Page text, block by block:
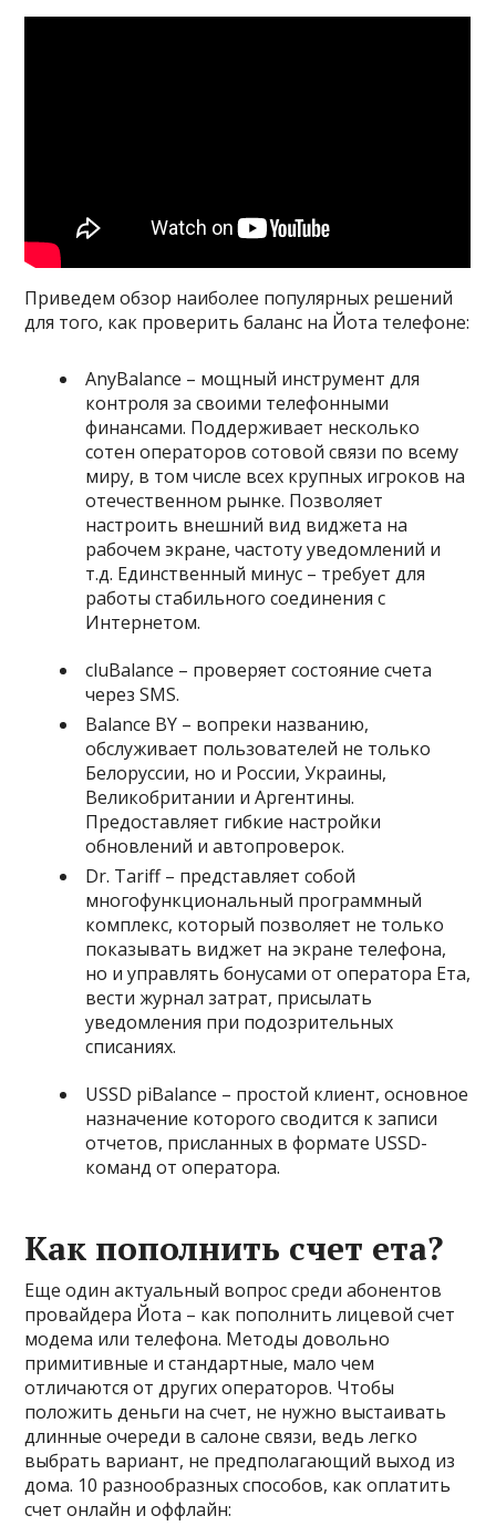
Приведем обзор наиболее популярных решений
для того, как проверить баланс на Йота телефоне:
AnyBalance – мощный инструмент для
контроля за своими телефонными
финансами. Поддерживает несколько
сотен операторов сотовой связи по всему
миру, в том числе всех крупных игроков на
отечественном рынке. Позволяет
настроить внешний вид виджета на
рабочем экране, частоту уведомлений и
т.д. Единственный минус – требует для
работы стабильного соединения с
Интернетом.
cluBalance – проверяет состояние счета
через SMS.
Balance BY – вопреки названию,
обслуживает пользователей не только
Белоруссии, но и России, Украины,
Великобритании и Аргентины.
Предоставляет гибкие настройки
обновлений и автопроверок.
Dr. Tariff– представляет собой
многофункциональный программный
комплекс, который позволяет не только
показывать виджет на экране телефона,
но и управлять бонусами от оператора Ета,
вести журнал затрат, присылать
уведомления при подозрительных
списаниях.
USSD piBalance – простой клиент, основное
назначение которого сводится к записи
отчетов, присланных в формате USSD-
команд от оператора.
Как пополнить счет ета?
Еще один актуальный вопрос среди абонентов
провайдера Йота – как пополнить лицевой счет
модема или телефона. Методы довольно
примитивные и стандартные, мало чем
отличаются от других операторов. Чтобы
положить деньги на счет, не нужно выстаивать
длинные очереди в салоне связи, ведь легко
выбрать вариант, не предполагающий выход из
дома. 10 разнообразных способов, как оплатить
счет онлайн и оффлайн: